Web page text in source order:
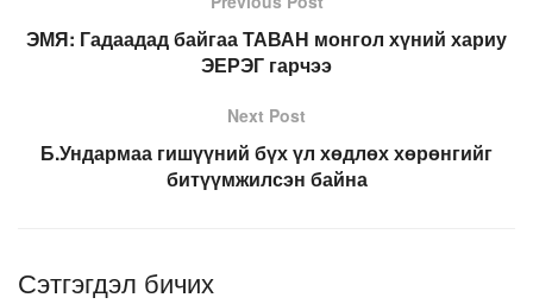
ЭМЯ: Гадаадад байгаа ТАВАН монгол хүний хариу
ЭЕРЭГ гарчээ
Next Post
Б.Ундармаа гишүүний бүх үл хөдлөх хөрөнгийг
битүүмжилсэн байна
Сэтгэгдэл бичих